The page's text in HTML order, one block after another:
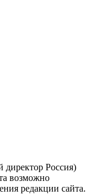
Россия)
возможно
редакции сайта.